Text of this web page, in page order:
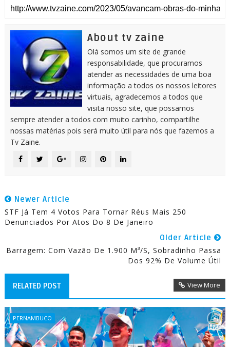
About tv zaine
Olá somos um site de grande
responsabilidade, que procuramos
atender as necessidades de uma boa
informação a todos os nossos leitores
virtuais, agradecemos a todos que
visita nosso site, que possamos
sempre atender a todos com muito carinho, compartilhe
nossas matérias pois será muito útil para nós que fazemos a
Tv Zaine.
Newer Article
STF Já Tem 4 Votos Para Tornar Réus Mais 250
Denunciados Por Atos Do 8 De Janeiro
Older Article
Barragem: Com Vazão De 1.900 M³/s, Sobradinho Passa
Dos 92% De Volume Útil
RELATED POST View More
PERNAMBUCO